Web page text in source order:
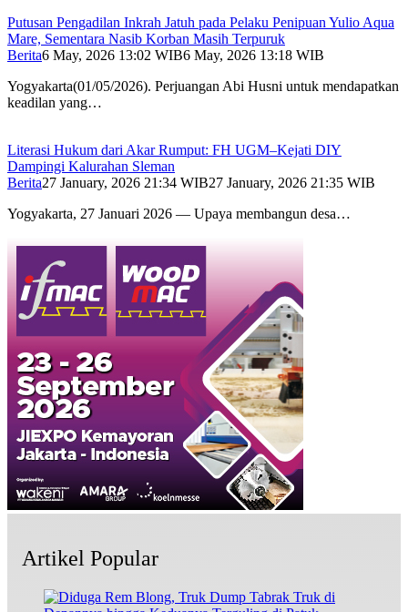
Putusan Pengadilan Inkrah Jatuh pada Pelaku Penipuan Yulio Aqua
Mare, Sementara Nasib Korban Masih Terpuruk
Berita6 May, 2026 13:02 WIB6 May, 2026 13:18 WIB
Yogyakarta(01/05/2026). Perjuangan Abi Husni untuk mendapatkan
keadilan yang…
Literasi Hukum dari Akar Rumput: FH UGM–Kejati DIY
Dampingi Kalurahan Sleman
Berita27 January, 2026 21:34 WIB27 January, 2026 21:35 WIB
Yogyakarta, 27 Januari 2026 — Upaya membangun desa…
Artikel Popular